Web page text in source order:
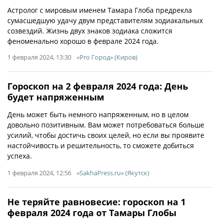
Астролог с мировым именем Тамара Глоба предрекла
сумасшедшую удачу двум представителям зодиакальных
созвездий. Жизнь двух знаков зодиака сложится
феноменально хорошо в феврале 2024 года.
1 февраля 2024, 13:30 «Pro Город» (Киров)
Гороскоп на 2 февраля 2024 года: День
будет напряженным
День может быть немного напряженным, но в целом
довольно позитивным. Вам может потребоваться больше
усилий, чтобы достичь своих целей, но если вы проявите
настойчивость и решительность, то сможете добиться
успеха.
1 февраля 2024, 12:56 «SakhaPress.ru» (Якутск)
Не теряйте равновесие: гороскоп на 1
февраля 2024 года от Тамары Глобы